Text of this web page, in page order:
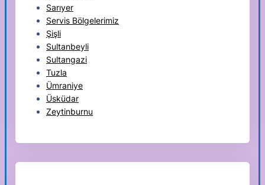
Sarıyer
Servis Bölgelerimiz
Şişli
Sultanbeyli
Sultangazi
Tuzla
Ümraniye
Üsküdar
Zeytinburnu